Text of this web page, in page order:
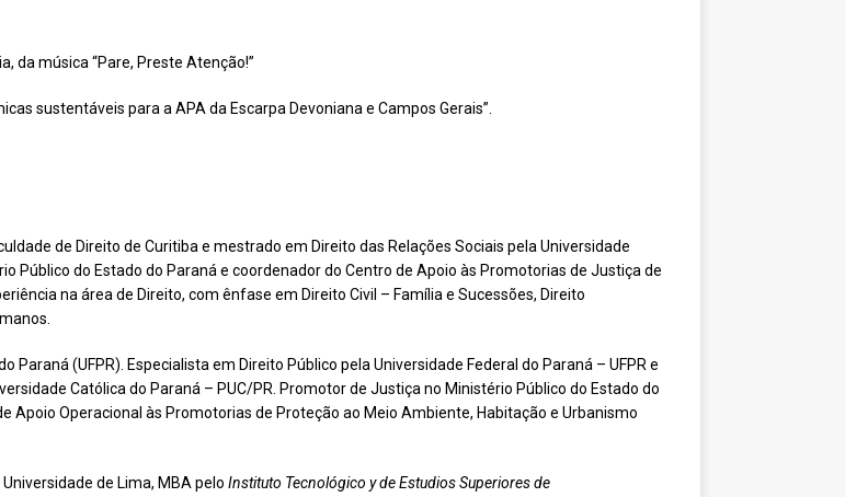
da música “Pare, Preste Atenção!”
sustentáveis para a APA da Escarpa Devoniana e Campos Gerais”.
de Direito de Curitiba e mestrado em Direito das Relações Sociais pela Universidade
Público do Estado do Paraná e coordenador do Centro de Apoio às Promotorias de Justiça de
na área de Direito, com ênfase em Direito Civil – Família e Sucessões, Direito
Paraná (UFPR). Especialista em Direito Público pela Universidade Federal do Paraná – UFPR e
Católica do Paraná – PUC/PR. Promotor de Justiça no Ministério Público do Estado do
Apoio Operacional às Promotorias de Proteção ao Meio Ambiente, Habitação e Urbanismo
de Lima, MBA pelo Instituto Tecnológico y de Estudios Superiores de